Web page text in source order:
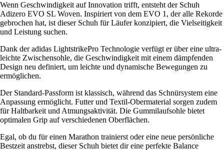
Wenn Geschwindigkeit auf Innovation trifft, entsteht der Schuh
Adizero EVO SL Woven. Inspiriert von dem EVO 1, der alle Rekorde
gebrochen hat, ist dieser Schuh für Läufer konzipiert, die Vielseitigkeit
und Leistung suchen.
Dank der adidas LightstrikePro Technologie verfügt er über eine ultra-
leichte Zwischensohle, die Geschwindigkeit mit einem dämpfenden
Design neu definiert, um leichte und dynamische Bewegungen zu
ermöglichen.
Der Standard-Passform ist klassisch, während das Schnürsystem eine
Anpassung ermöglicht. Futter und Textil-Obermaterial sorgen zudem
für Haltbarkeit und Atmungsaktivität. Die Gummilaufsohle bietet
optimalen Grip auf verschiedenen Oberflächen.
Egal, ob du für einen Marathon trainierst oder eine neue persönliche
Bestzeit anstrebst, dieser Schuh bietet dir eine perfekte Balance